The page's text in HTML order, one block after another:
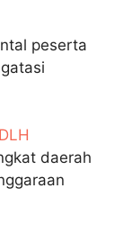
peserta
DLH
daerah